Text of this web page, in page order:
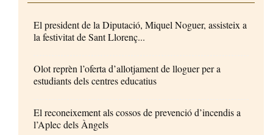
El president de la Diputació, Miquel Noguer, assisteix a
la festivitat de Sant Llorenç...
Olot reprèn l’oferta d’allotjament de lloguer per a
estudiants dels centres educatius
El reconeixement als cossos de prevenció d’incendis a
l’Aplec dels Àngels